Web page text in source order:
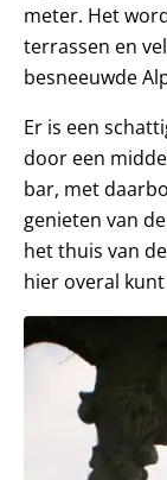
meter. Het
terrassen en
besneeuwde
Er is een
door een
bar, met
genieten van
het thuis van
hier overal